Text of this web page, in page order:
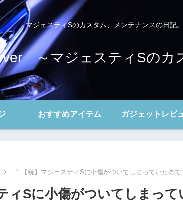
マジェスティSのカスタム、メンテナンスの日記
～マジェスティSのカ
おすすめアイテム ガジェットレビ
【続】マジェスティSに小傷がついてしまっていたの
ィSに小傷がついてしまっ